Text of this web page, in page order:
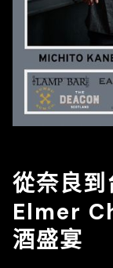
從奈良
Elmer
酒盛宴